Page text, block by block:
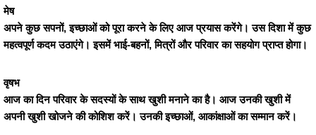
मेष
अपने कुछ सपनों, इच्छाओं को पूरा करने के लिए आज प्रयास करेंगे। उस दिशा में कुछ
महत्वपूर्ण कदम उठाएंगे। इसमें भाई-बहनों, मित्रों और परिवार का सहयोग प्राप्त होगा।
वृषभ
आज का दिन परिवार के सदस्यों के साथ खुशी मनाने का है। आज उनकी खुशी में
अपनी खुशी खोजने की कोशिश करें। उनकी इच्छाओं, आकांक्षाओं का सम्मान करें।